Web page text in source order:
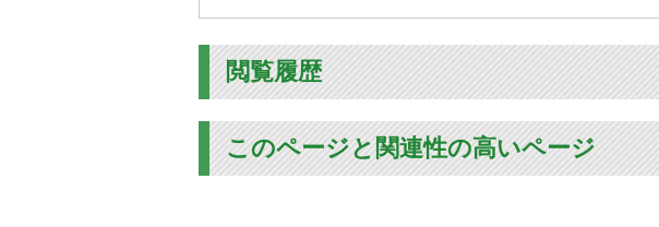
閲覧履歴
このページと関連性の高いページ